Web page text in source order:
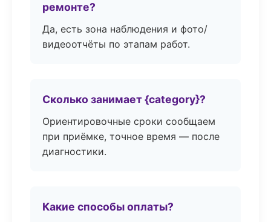
ремонте?
Да, есть зона наблюдения и фото/
видеоотчёты по этапам работ.
Сколько занимает {category}?
Ориентировочные сроки сообщаем
при приёмке, точное время — после
диагностики.
Какие способы оплаты?